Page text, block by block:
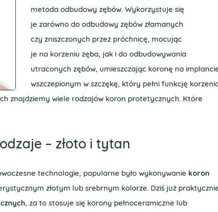
metoda odbudowy zębów. Wykorzystuje się
je zarówno do odbudowy zębów złamanych
czy zniszczonych przez próchnicę, mocując
je na korzeniu zęba, jak i do odbudowywania
utraconych zębów, umieszczając koronę na
wszczepionym w szczękę, który pełni funkcję
znajdziemy wiele rodzajów koron protetycznych. Które
– złoto i tytan
technologie, popularne było wykonywanie koron
złotym lub srebrnym kolorze. Dziś już
, za to stosuje się korony pełnoceramiczne lub